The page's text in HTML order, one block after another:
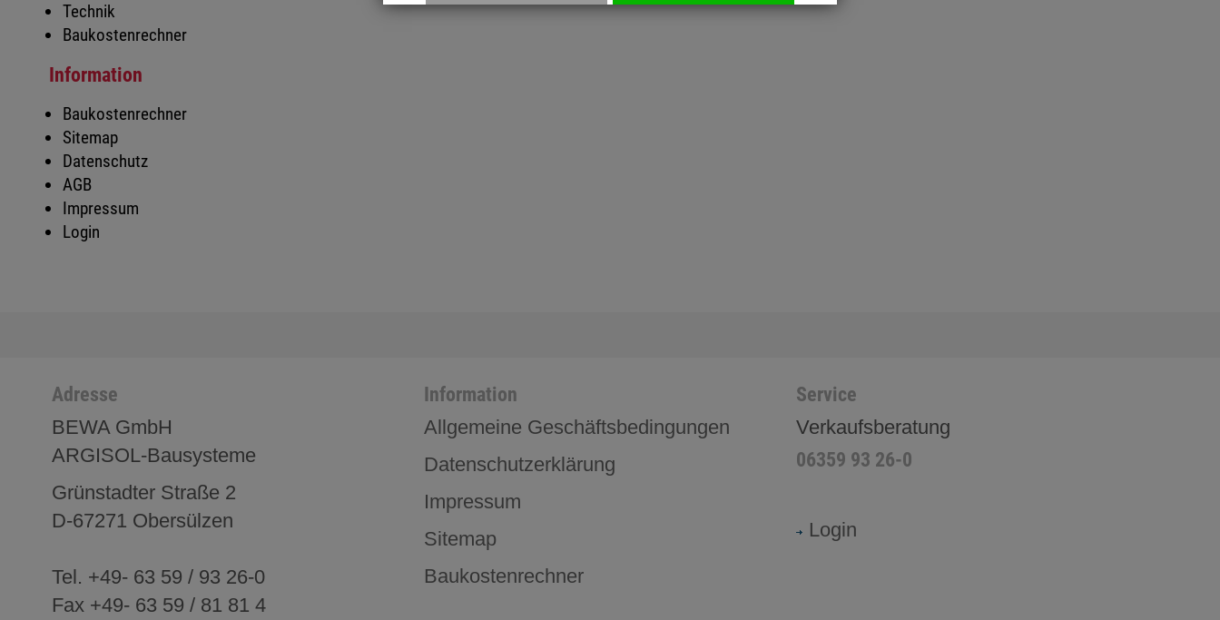
Technik
Baukostenrechner
Information
Baukostenrechner
Sitemap
Datenschutz
AGB
Impressum
Login
Adresse
BEWA GmbH
ARGISOL-Bausysteme
Grünstadter Straße 2
D-67271 Obersülzen
Tel. +49- 63 59 / 93 26-0
Fax +49- 63 59 / 81 81 4
Information
Allgemeine Geschäftsbedingungen
Datenschutzerklärung
Impressum
Sitemap
Baukostenrechner
Service
Verkaufsberatung
06359 93 26-0
Login